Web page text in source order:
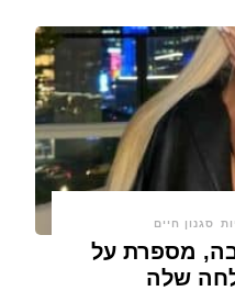
סגנון חיים
מספרת על
שלה